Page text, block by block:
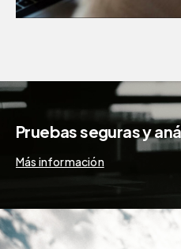
Pruebas seguras y
Más información